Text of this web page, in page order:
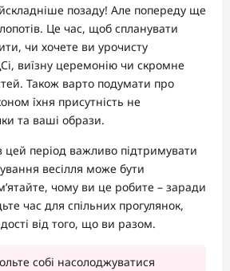
позаду! Але попереду ще
Це час, щоб спланувати
чи хочете ви урочисту
виїзну церемонію чи скромне
Також варто подумати про
їхня присутність не
та ваші образи.
період важливо підтримувати
весілля може бути
чому ви це робите – заради
час для спільних прогулянок,
від того, що ви разом.
собі насолоджуватися